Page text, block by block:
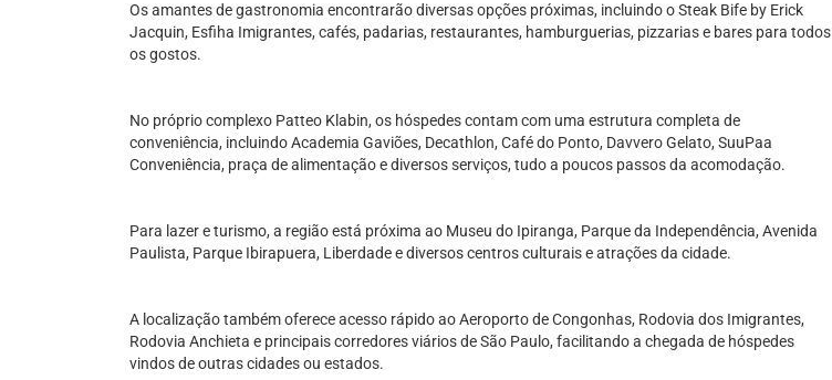
Os amantes de gastronomia encontrarão diversas opções próximas, incluindo o Steak Bife by Erick
Jacquin, Esfiha Imigrantes, cafés, padarias, restaurantes, hamburguerias, pizzarias e bares para todos
os gostos.
No próprio complexo Patteo Klabin, os hóspedes contam com uma estrutura completa de
conveniência, incluindo Academia Gaviões, Decathlon, Café do Ponto, Davvero Gelato, SuuPaa
Conveniência, praça de alimentação e diversos serviços, tudo a poucos passos da acomodação.
Para lazer e turismo, a região está próxima ao Museu do Ipiranga, Parque da Independência, Avenida
Paulista, Parque Ibirapuera, Liberdade e diversos centros culturais e atrações da cidade.
A localização também oferece acesso rápido ao Aeroporto de Congonhas, Rodovia dos Imigrantes,
Rodovia Anchieta e principais corredores viários de São Paulo, facilitando a chegada de hóspedes
vindos de outras cidades ou estados.